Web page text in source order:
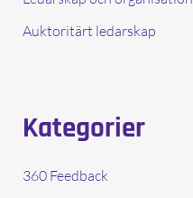
Auktoritärt ledarskap
Kategorier
360 Feedback